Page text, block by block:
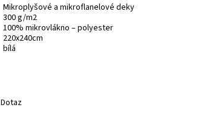
Mikroplyšové a mikroflanelové deky
300 g/m2
100% mikrovlákno – polyester
220x240cm
bílá
Dotaz